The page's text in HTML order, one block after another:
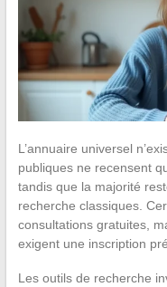
L’annuaire universel
publiques ne recensent
tandis que la majorité
recherche classiques.
consultations gratuites,
exigent une inscription
Les outils de recherche